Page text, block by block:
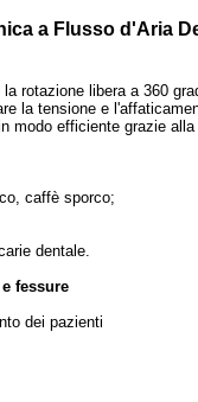
a Flusso d'Aria
rotazione libera a 360
la tensione e
modo efficiente grazie
caffè sporco;
dentale.
fessure
dei pazienti